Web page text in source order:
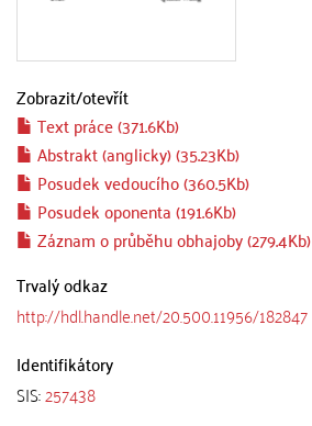
Zobrazit/otevřít
Text práce (371.6Kb)
Abstrakt (anglicky) (35.23Kb)
Posudek vedoucího (360.5Kb)
Posudek oponenta (191.6Kb)
Záznam o průběhu obhajoby (279.4Kb)
Trvalý odkaz
http://hdl.handle.net/20.500.11956/182847
Identifikátory
SIS:257438